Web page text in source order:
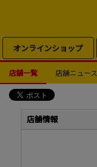
オンラインショップ
店舗一覧 店舗ニュース
店舗情報